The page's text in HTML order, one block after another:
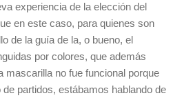
experiencia de la elección del
en este caso, para quienes son
de la guía de la, o bueno, el
por colores, que además
mascarilla no fue funcional porque
partidos, estábamos hablando de